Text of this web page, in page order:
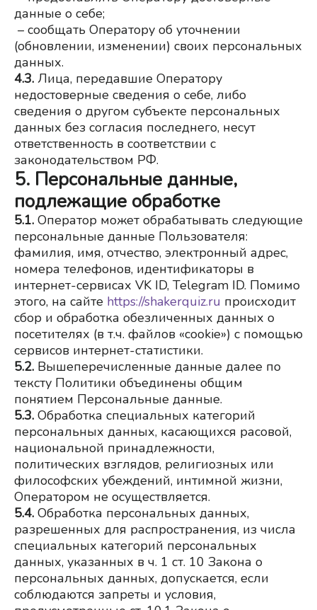
данные о себе;
(обновлении, изменении) своих персональных
данных.
4.3. Лица, передавшие Оператору
недостоверные сведения о себе, либо
сведения о другом субъекте персональных
данных без согласия последнего, несут
ответственность в соответствии с
законодательством РФ.
5. Персональные данные,
подлежащие обработке
5.1. Оператор может обрабатывать следующие
персональные данные Пользователя:
фамилия, имя, отчество, электронный адрес,
номера телефонов, идентификаторы в
интернет-сервисах VK ID, Telegram ID. Помимо
этого, на сайте https://shakerquiz.ru происходит
сбор и обработка обезличенных данных о
посетителях (в т.ч. файлов «cookie») с помощью
сервисов интернет-статистики.
5.2. Вышеперечисленные данные далее по
тексту Политики объединены общим
понятием Персональные данные.
5.3. Обработка специальных категорий
персональных данных, касающихся расовой,
национальной принадлежности,
политических взглядов, религиозных или
философских убеждений, интимной жизни,
Оператором не осуществляется.
5.4. Обработка персональных данных,
разрешенных для распространения, из числа
специальных категорий персональных
данных, указанных в ч. 1 ст. 10 Закона о
персональных данных, допускается, если
соблюдаются запреты и условия,